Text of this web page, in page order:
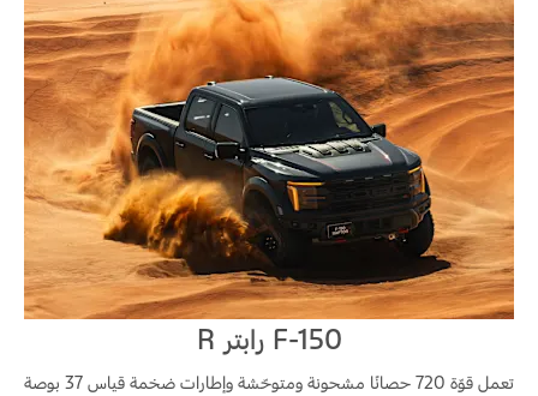
F-150 رابتر R
تعمل قوّة 720 حصانًا مشحونة ومتوحّشة وإطارات ضخمة قياس 37 بوصة